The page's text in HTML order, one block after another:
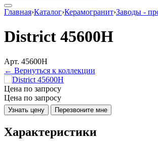
Главная›Каталог›Керамогранит›Заводы -
District 45600H
Арт. 45600H
← Вернуться к коллекции
Цена по запросу
Цена по запросу
Узнать цену Перезвоните мне
Характеристики